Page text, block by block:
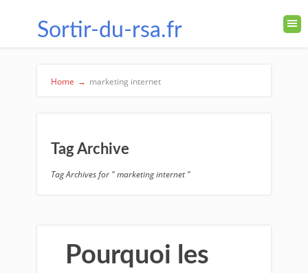
Sortir-du-rsa.fr
Home → marketing internet
Tag Archive
Tag Archives for " marketing internet "
Pourquoi les